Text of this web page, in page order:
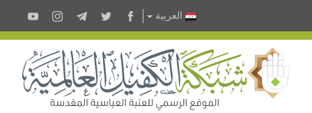
العربية